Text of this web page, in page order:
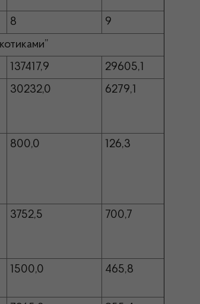
8
9
137417,9
29605,1
30232,0 6279,1
800,0 126,3
3752,5 700,7
1500,0 465,8